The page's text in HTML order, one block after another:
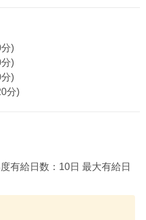
)
)
)
分)
有給日数：10日 最大有給日